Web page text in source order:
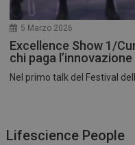
5 Marzo 2026
Excellence Show 1/
chi paga
Nel primo talk del Festival
Lifescience People